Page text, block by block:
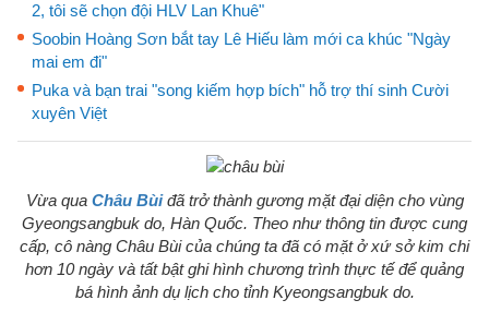
2, tôi sẽ chọn đội HLV Lan Khuê"
Soobin Hoàng Sơn bắt tay Lê Hiếu làm mới ca khúc "Ngày
mai em đi"
Puka và bạn trai "song kiếm hợp bích" hỗ trợ thí sinh Cười
xuyên Việt
Vừa qua Châu Bùiđã trở thành gương mặt đại diện cho vùng
Gyeongsangbuk do, Hàn Quốc. Theo như thông tin được cung
cấp, cô nàng Châu Bùi của chúng ta đã có mặt ở xứ sở kim chi
hơn 10 ngày và tất bật ghi hình chương trình thực tế để quảng
bá hình ảnh dụ lịch cho tỉnh Kyeongsangbuk do.